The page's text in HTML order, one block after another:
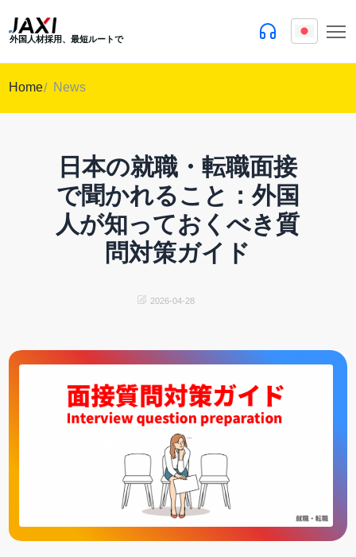
外国人材採用、最短ルートで
Home News
日本の就職・転職面接
で聞かれること：外国
人が知っておくべき質
問対策ガイド
2026-04-28